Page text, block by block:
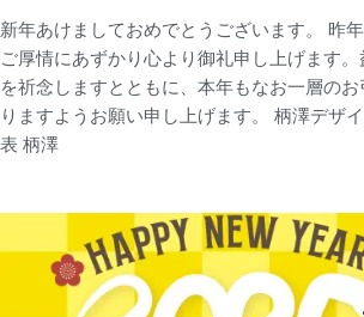
新年あけましておめでとうございます。 昨
ご厚情にあずかり心より御礼申し上げます
を祈念しますとともに、本年もなお一層の
りますようお願い申し上げます。 柄澤デザ
表 柄澤